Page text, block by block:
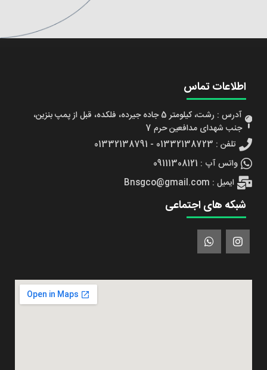
اطلاعات تماس
آدرس : رشت، کیلومتر 5 جاده جیرده، فلکده، قبل از پمپ بنزین،
جنب شهدای مدافعین حرم 7
تلفن : 01332138723 - 01332138791
واتس آپ : 09111308121
ایمیل : Bnsgco@gmail.com
شبکه های اجتماعی